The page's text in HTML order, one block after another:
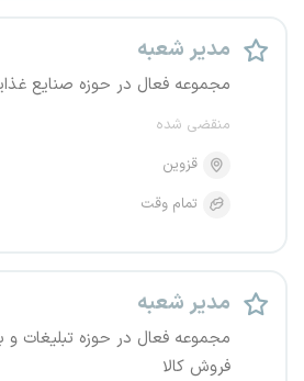
مدیر شعبه
مجموعه فعال در حوزه صنایع
منقضی شده
قزوین
تمام وقت
مدیر شعبه
مجموعه فعال در حوزه تبلیغات و
فروش کالا